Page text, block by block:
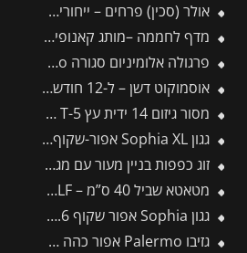
אולר (סכין) פרחים – ייחורים, הרכבות ענפים צעירים
מדף לחממה –מותג קאנופיה 4 יח'
פרגולה אלומיניום סגורה SanRemo אפורה 3X4.4 קירוי שקוף מבית Canopia
אוסמוקוט דשן – ל-12 חודשים – 1 ק"ג
מסור גיזום 14 ידית עץ T-5 -תבור
גגון Sophia XL אפור-שקוף 1.4X2.9 עיצוב מודרני מבית פלרם – Canopia
זוג כפפות בניין מעור עם מגן ורידים CUT
מטאטא שביל 40 ס”מ – SB400M – WOLF
גגון Sophia אפור שקוף 1X1.6 עם קיר צד אחד מבית פלרם – Canopia
גזיבו Palermo אפור כהה 4.3X4.3 מבית פלרם – Canopia